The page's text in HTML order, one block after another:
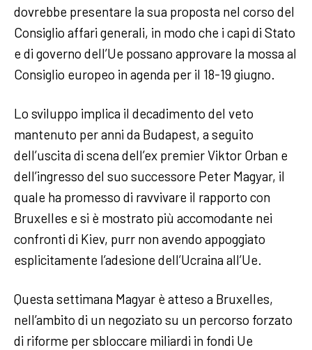
dovrebbe presentare la sua proposta nel corso del
Consiglio affari generali, in modo che i capi di Stato
e di governo dell’Ue possano approvare la mossa al
Consiglio europeo in agenda per il 18-19 giugno.
Lo sviluppo implica il decadimento del veto
mantenuto per anni da Budapest, a seguito
dell’uscita di scena dell’ex premier Viktor Orban e
dell’ingresso del suo successore Peter Magyar, il
quale ha promesso di ravvivare il rapporto con
Bruxelles e si è mostrato più accomodante nei
confronti di Kiev, purr non avendo appoggiato
esplicitamente l’adesione dell’Ucraina all’Ue.
Questa settimana Magyar è atteso a Bruxelles,
nell’ambito di un negoziato su un percorso forzato
di riforme per sbloccare miliardi in fondi Ue